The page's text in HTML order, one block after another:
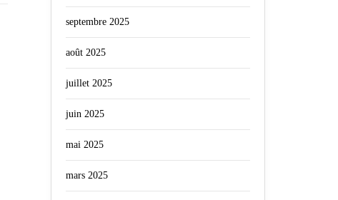
septembre 2025
août 2025
juillet 2025
juin 2025
mai 2025
mars 2025